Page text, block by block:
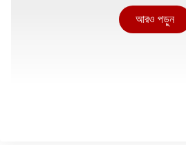
আরও পড়ুন